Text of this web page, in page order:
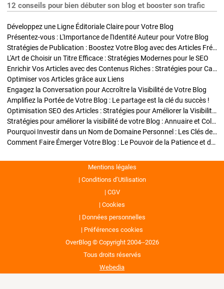
12 conseils pour bien débuter son blog et booster son trafic
Développez une Ligne Éditoriale Claire pour Votre Blog
Présentez-vous : L'Importance de l'Identité Auteur pour Votre Blog
Stratégies de Publication : Boostez Votre Blog avec des Articles Fréquents et Exclusifs
L'Art de Choisir un Titre Efficace : Stratégies Modernes pour le SEO
Enrichir Vos Articles avec des Contenus Riches : Stratégies pour Captiver et Optimiser
Optimiser vos Articles grâce aux Liens
Engagez la Conversation pour Accroître la Visibilité de Votre Blog
Amplifiez la Portée de Votre Blog : Le partage est la clé du succès !
Optimisation SEO des Articles : Stratégies pour Améliorer la Visibilité de Votre Blog
Stratégies pour améliorer la visibilité de votre Blog : Annuaire et Collaborations
Pourquoi Investir dans un Nom de Domaine Personnel : Les Clés de la Réussite de Votre Blog
Comment Faire Émerger Votre Blog : Le Pouvoir de la Patience et de la Persévérance
Mentions légales
Conditions d’Utilisation
CGV
Cookies
Données personnelles
Préférences cookies
OverBlog © Copyright 2004--2026
Tous droits réservés
Webedia